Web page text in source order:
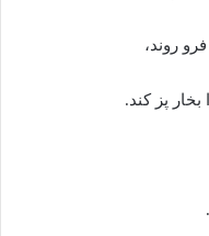
روند،
پز کند.